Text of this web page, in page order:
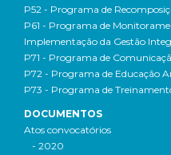
P52 - Programa de
P61 - Programa de
Implementação da Gestão
P71 - Programa de
P72 - Programa de Educação
P73 - Programa de
DOCUMENTOS
Atos convocatórios
- 2020